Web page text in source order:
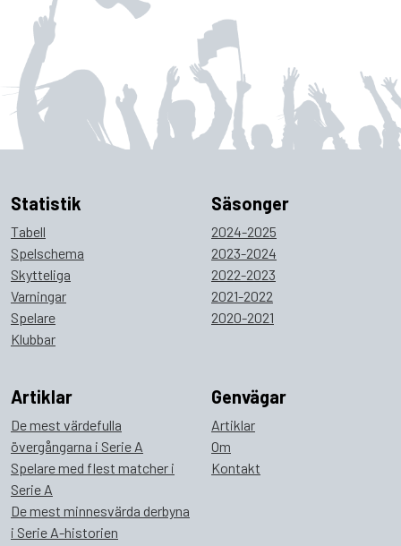
Statistik
Tabell
Spelschema
Skytteliga
Varningar
Spelare
Klubbar
Säsonger
2024-2025
2023-2024
2022-2023
2021-2022
2020-2021
Artiklar
De mest värdefulla
övergångarna i Serie A
Spelare med flest matcher i
Serie A
De mest minnesvärda derbyna
i Serie A-historien
Genvägar
Artiklar
Om
Kontakt